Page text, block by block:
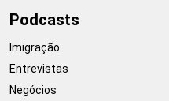
Podcasts
Imigração
Entrevistas
Negócios